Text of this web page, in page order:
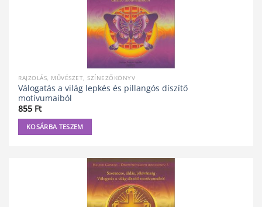
RAJZOLÁS, MŰVÉSZET, SZÍNEZŐKÖNYV
Válogatás a világ lepkés és pillangós díszítő
motívumaiból
855 Ft
KOSÁRBA TESZEM